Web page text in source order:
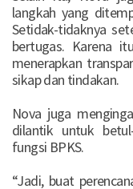
langkah yang
Setidak-tidaknya
bertugas. Karena
menerapkan
sikap dan tindakan.
Nova juga
dilantik untuk
fungsi BPKS.
“Jadi, buat